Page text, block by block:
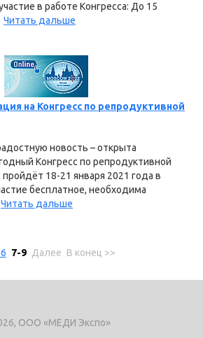
в работе Конгресса: До 15
Читать дальше
на Конгресс по репродуктивной
новость – открыта
Конгресс по репродуктивной
18-21 января 2021 года в
бесплатное, необходима
Читать дальше
7-9 Далее В конец >>
ООО «МЕДИ Экспо»